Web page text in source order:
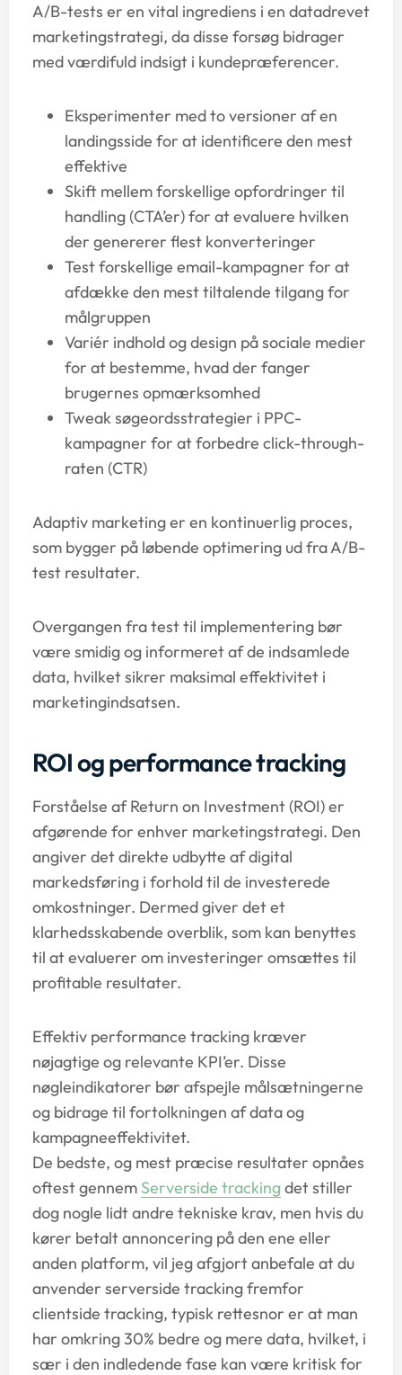
A/B-tests er en vital ingrediens i en datadrevet
marketingstrategi, da disse forsøg bidrager
med værdifuld indsigt i kundepræferencer.
Eksperimenter med to versioner af en
landingsside for at identificere den mest
effektive
Skift mellem forskellige opfordringer til
handling (CTA’er) for at evaluere hvilken
der genererer flest konverteringer
Test forskellige email-kampagner for at
afdække den mest tiltalende tilgang for
målgruppen
Variér indhold og design på sociale medier
for at bestemme, hvad der fanger
brugernes opmærksomhed
Tweak søgeordsstrategier i PPC-
kampagner for at forbedre click-through-
raten (CTR)
Adaptiv marketing er en kontinuerlig proces,
som bygger på løbende optimering ud fra A/B-
test resultater.
Overgangen fra test til implementering bør
være smidig og informeret af de indsamlede
data, hvilket sikrer maksimal effektivitet i
marketingindsatsen.
ROI og performance tracking
Forståelse af Return on Investment (ROI) er
afgørende for enhver marketingstrategi. Den
angiver det direkte udbytte af digital
markedsføring i forhold til de investerede
omkostninger. Dermed giver det et
klarhedsskabende overblik, som kan benyttes
til at evaluerer om investeringer omsættes til
profitable resultater.
Effektiv performance tracking kræver
nøjagtige og relevante KPI’er. Disse
nøgleindikatorer bør afspejle målsætningerne
og bidrage til fortolkningen af data og
kampagneeffektivitet.
De bedste, og mest præcise resultater opnåes
oftest gennem Serverside trackingdet stiller
dog nogle lidt andre tekniske krav, men hvis du
kører betalt annoncering på den ene eller
anden platform, vil jeg afgjort anbefale at du
anvender serverside tracking fremfor
clientside tracking, typisk rettesnor er at man
har omkring 30% bedre og mere data, hvilket, i
sær i den indledende fase kan være kritisk for